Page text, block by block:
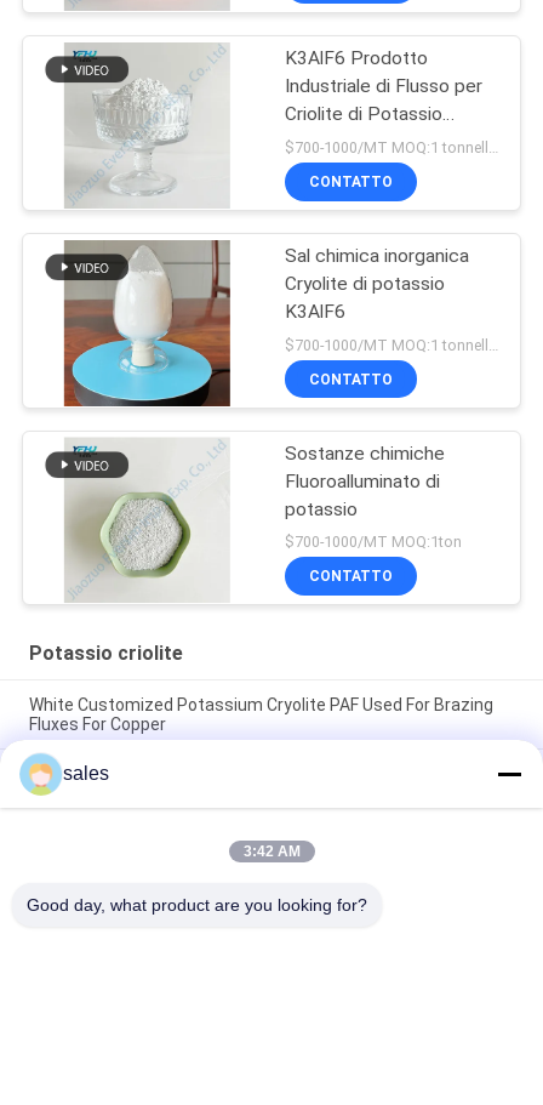
K3AlF6 Prodotto
Industriale di Flusso per
Criolite di Potassio
Cristallina
CONTATTO
Sal chimica inorganica
Cryolite di potassio
K3AlF6
CONTATTO
Sostanze chimiche
Fluoroalluminato di
potassio
$700-1000/MT MOQ:1ton
CONTATTO
Potassio criolite
White Customized Potassium Cryolite PAF Used For Brazing
Fluxes For Copper
Il prezzo di fabbrica di abrasivi ad alte prestazioni a base di
cryolite di sodio bianco puro per la produzione industriale
CAS13775-52-5 Prodotto Chimico Polvere Bianca KAlF4
Criolite di Potassio - Sbloccando il Potenziale nelle Industrie
sales
3:42 AM
Good day, what product are you looking for?